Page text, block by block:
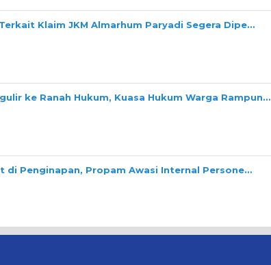
Klaim JKM Almarhum Paryadi Segera Dipe…
ke Ranah Hukum, Kuasa Hukum Warga Rampun…
di Penginapan, Propam Awasi Internal Persone…